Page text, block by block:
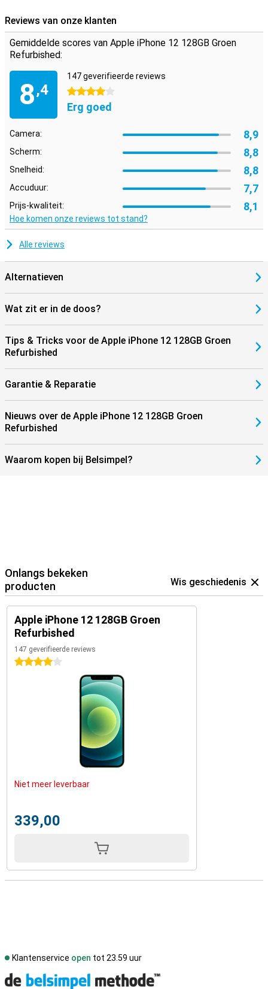
maken van je oplaadconnector.
NFC is in dit toestel ingebouwd.
Wanneer je dit apparaat tegen een ander apparaat met NFC houdt,
Reviews van onze klanten
Gemiddelde scores van Apple iPhone 12 128GB Groen
Refurbished:
8,4
147 geverifieerde reviews
4 sterren
Erg goed
Camera: 8,9
Scherm: 8,8
Snelheid: 8,8
Accuduur: 7,7
Prijs-kwaliteit: 8,1
Hoe komen onze reviews tot stand?
Alle reviews
Alternatieven
Wat zit er in de doos?
Tips & Tricks voor de Apple iPhone 12 128GB Groen
Refurbished
Garantie & Reparatie
Nieuws over de Apple iPhone 12 128GB Groen
Refurbished
Waarom kopen bij Belsimpel?
Onlangs bekeken
producten
Wis geschiedenis
Apple iPhone 12 128GB Groen
Refurbished
147 geverifieerde reviews
4 sterren
Niet meer leverbaar
339,00
Klantenservice open tot 23.59 uur